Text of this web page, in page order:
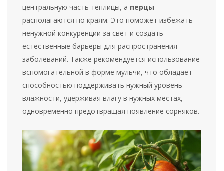
центральную часть теплицы, а перцы
располагаются по краям. Это поможет избежать
ненужной конкуренции за свет и создать
естественные барьеры для распространения
заболеваний. Также рекомендуется использование
вспомогательной в форме мульчи, что обладает
способностью поддерживать нужный уровень
влажности, удерживая влагу в нужных местах,
одновременно предотвращая появление сорняков.